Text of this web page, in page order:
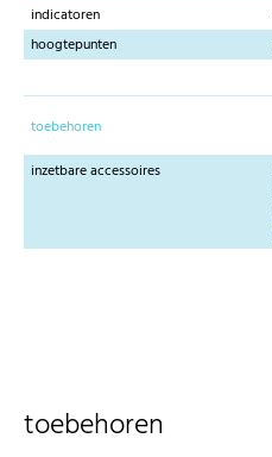
indicatoren
hoogtepunten
toebehoren
inzetbare accessoires
toebehoren